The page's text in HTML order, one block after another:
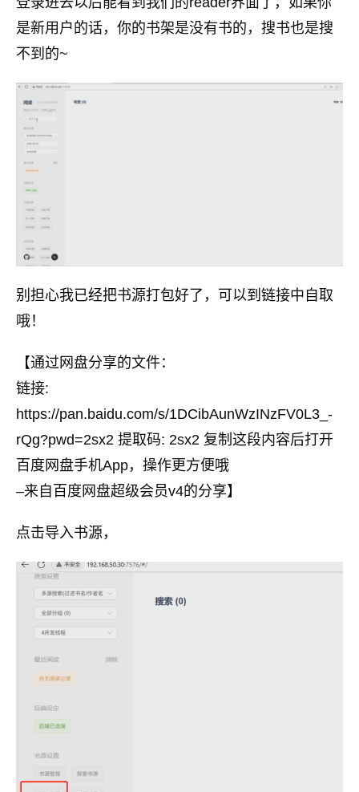
是新用户的话，你的书架是没有书的，搜书也是搜
不到的~
别担心我已经把书源打包好了，可以到链接中自取
哦！
【通过网盘分享的文件：
链接:
https://pan.baidu.com/s/1DCibAunWzINzFV0L3_-
rQg?pwd=2sx2 提取码: 2sx2 复制这段内容后打开
百度网盘手机App，操作更方便哦
–来自百度网盘超级会员v4的分享】
点击导入书源，